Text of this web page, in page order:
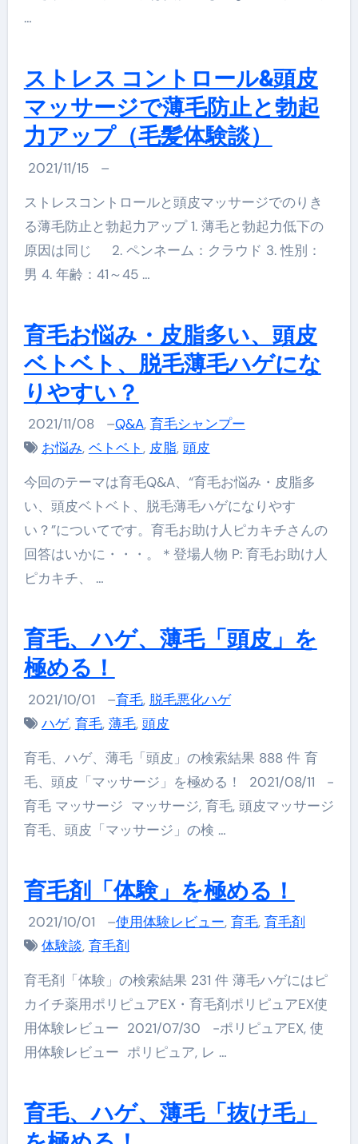
…
ストレス コントロール&頭皮
マッサージで薄毛防止と勃起
力アップ（毛髪体験談）
2021/11/15
–
ストレスコントロールと頭皮マッサージでのりき
る薄毛防止と勃起力アップ 1. 薄毛と勃起力低下の
原因は同じ 2. ペンネーム：クラウド 3. 性別：
男 4. 年齢：41～45 …
育毛お悩み・皮脂多い、頭皮
ベトベト、脱毛薄毛ハゲにな
りやすい？
2021/11/08 –Q&A, 育毛シャンプー
お悩み, ベトベト, 皮脂, 頭皮
今回のテーマは育毛Q&A、“育毛お悩み・皮脂多
い、頭皮ベトベト、脱毛薄毛ハゲになりやす
い？”についてです。育毛お助け人ピカキチさんの
回答はいかに・・・。＊登場人物 P: 育毛お助け人
ピカキチ、 …
育毛、ハゲ、薄毛「頭皮」を
極める！
2021/10/01 –育毛, 脱毛悪化ハゲ
ハゲ, 育毛, 薄毛, 頭皮
育毛、ハゲ、薄毛「頭皮」の検索結果 888 件 育
毛、頭皮「マッサージ」を極める！ 2021/08/11 -
育毛 マッサージ マッサージ, 育毛, 頭皮マッサージ
育毛、頭皮「マッサージ」の検 …
育毛剤「体験」を極める！
2021/10/01 –使用体験レビュー, 育毛, 育毛剤
体験談, 育毛剤
育毛剤「体験」の検索結果 231 件 薄毛ハゲにはピ
カイチ薬用ポリピュアEX・育毛剤ポリピュアEX使
用体験レビュー 2021/07/30 -ポリピュアEX, 使
用体験レビュー ポリピュア, レ …
育毛、ハゲ、薄毛「抜け毛」